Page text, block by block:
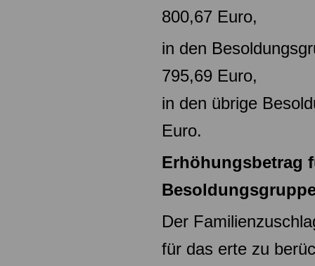
800,67 Euro,
in den
795,69 Euro,
in den übrige
Euro.
Erhöhungsbetrag
Der
für das erte zu